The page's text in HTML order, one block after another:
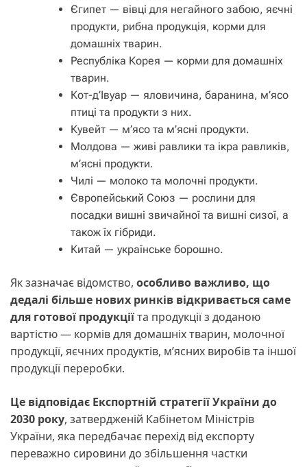
Єгипет — вівці для негайного забою, яєчні
продукти, рибна продукція, корми для
домашніх тварин.
Республіка Корея — корми для домашніх
тварин.
Кот-д’Івуар — яловичина, баранина, м’ясо
птиці та продукти з них.
Кувейт — м’ясо та м’ясні продукти.
Молдова — живі равлики та ікра равликів,
м’ясні продукти.
Чилі — молоко та молочні продукти.
Європейський Союз — рослини для
посадки вишні звичайної та вишні сизої, а
також їх гібриди.
Китай — українське борошно.
Як зазначає відомство, особливо важливо, що
дедалі більше нових ринків відкривається саме
для готової продукціїта продукції з доданою
вартістю — кормів для домашніх тварин, молочної
продукції, яєчних продуктів, м’ясних виробів та іншої
продукції переробки.
Це відповідає Експортній стратегії України до
2030 року, затвердженій Кабінетом Міністрів
України, яка передбачає перехід від експорту
переважно сировини до збільшення частки